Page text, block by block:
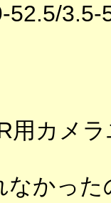
52.5/3.5-
用カメ
なかっ